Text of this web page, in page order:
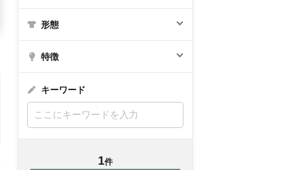
形態
特徴
キーワード
1件